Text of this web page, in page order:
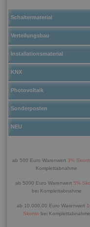
Schaltermaterial
Verteilungsbau
Installationsmaterial
KNX
Photovoltaik
Sonderposten
NEU
ab 500 Euro Warenwert 3%
Komplettabnahme
ab 5000 Euro Warenwert 5%
bei Komplettabnahme
ab 10.000,00 Euro Warenwert
Skonto bei Komplettabnahme